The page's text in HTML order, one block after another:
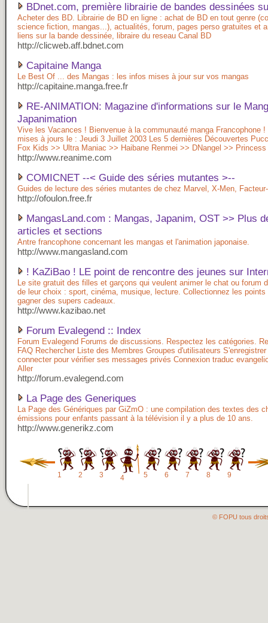
BDnet.com, première librairie de bandes dessinées
Acheter des BD. Librairie de BD en ligne : achat de BD en tout genre
science fiction, mangas...), actualités, forum, pages perso gratuites et
liens sur la bande dessinée, libraire du reseau Canal BD
http://clicweb.aff.bdnet.com
Capitaine Manga
Le Best Of ... des Mangas : les infos mises à jour sur vos mangas
http://capitaine.manga.free.fr
RE-ANIMATION: Magazine d'informations sur le
Japanimation
Vive les Vacances ! Bienvenue à la communauté manga Francophone !
mises à jours le : Jeudi 3 Juillet 2003 Les 5 dernières Découvertes
Fox Kids >> Ultra Maniac >> Haibane Renmei >> DNangel >>
http://www.reanime.com
COMICNET --< Guide des séries mutantes >--
Guides de lecture des séries mutantes de chez Marvel, X-Men,
http://ofoulon.free.fr
MangasLand.com : Mangas, Japanim, OST >> Plus
articles et sections
Antre francophone concernant les mangas et l'animation japonaise.
http://www.mangasland.com
! KaZiBao ! LE point de rencontre des jeunes sur
Le site gratuit des filles et garçons qui veulent animer le chat ou forum
de leur choix : sport, cinéma, musique, lecture. Collectionnez les points
gagner des supers cadeaux.
http://www.kazibao.net
Forum Evalegend :: Index
Forum Evalegend Forums de discussions. Respectez les catégories.
FAQ Rechercher Liste des Membres Groupes d'utilisateurs
connecter pour vérifier ses messages privés Connexion traduc
Aller
http://forum.evalegend.com
La Page des Generiques
La Page des Génériques par GiZmO : une compilation des textes des
émissions pour enfants passant à la télévision il y a plus de 10 ans.
http://www.generikz.com
1 2 3 4 5 6 7 8 9
© FOPU tous